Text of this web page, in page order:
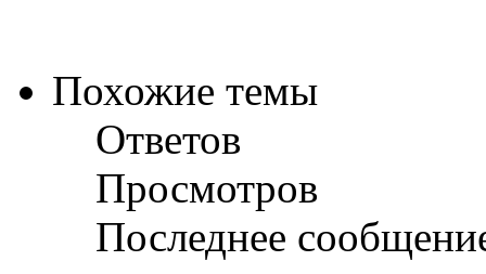
Похожие темы
Ответов
Просмотров
Последнее